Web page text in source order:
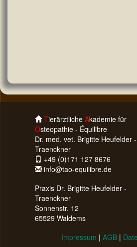
Tierärztliche Akademie für
Osteopathie - Équilibre
Dr. med. vet. Brigitte Heufelder -
Traenckner
+49 (0)171 127 8676
info@tao-equilibre.de
Praxis Dr. Brigitte Heufelder -
Traenckner
Sonnenstr. 12
65529 Waldems
Impressum | AGB|